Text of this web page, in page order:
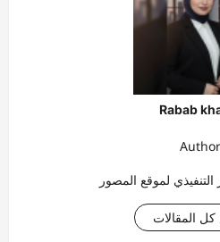
Rabab
Author
التنفيذي لموقع المصور
المقالات